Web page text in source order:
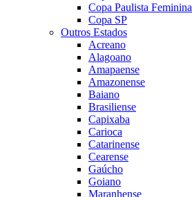
Copa Paulista Feminina
Copa SP
Outros Estados
Acreano
Alagoano
Amapaense
Amazonense
Baiano
Brasiliense
Capixaba
Carioca
Catarinense
Cearense
Gaúcho
Goiano
Maranhense